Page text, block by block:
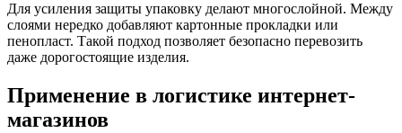
Для усиления защиты упаковку делают многослойной. Между
слоями нередко добавляют картонные прокладки или
пенопласт. Такой подход позволяет безопасно перевозить
даже дорогостоящие изделия.
Применение в логистике интернет-
магазинов